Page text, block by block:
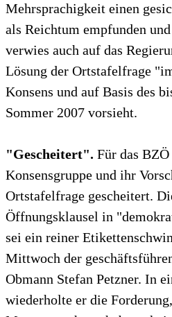
Mehrsprachigkeit einen
als Reichtum empfunden
verwies auch auf das
Lösung der Ortstafelfrage
Konsens und auf Basis des
Sommer 2007 vorsieht.
"Gescheitert". Für das
Konsensgruppe und ihr
Ortstafelfrage gescheitert.
Öffnungsklausel in
sei ein reiner
Mittwoch der
Obmann Stefan Petzner. In
wiederholte er die